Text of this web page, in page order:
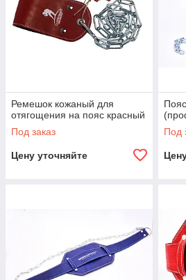
Ремешок кожаный для
отягощения на пояс красный
Под заказ
Цену уточняйте
Под